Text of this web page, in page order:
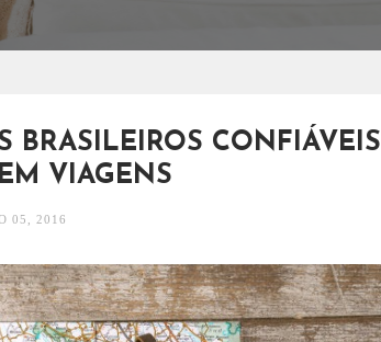
BRASILEIROS CONFIÁVEIS
VIAGENS
05, 2016